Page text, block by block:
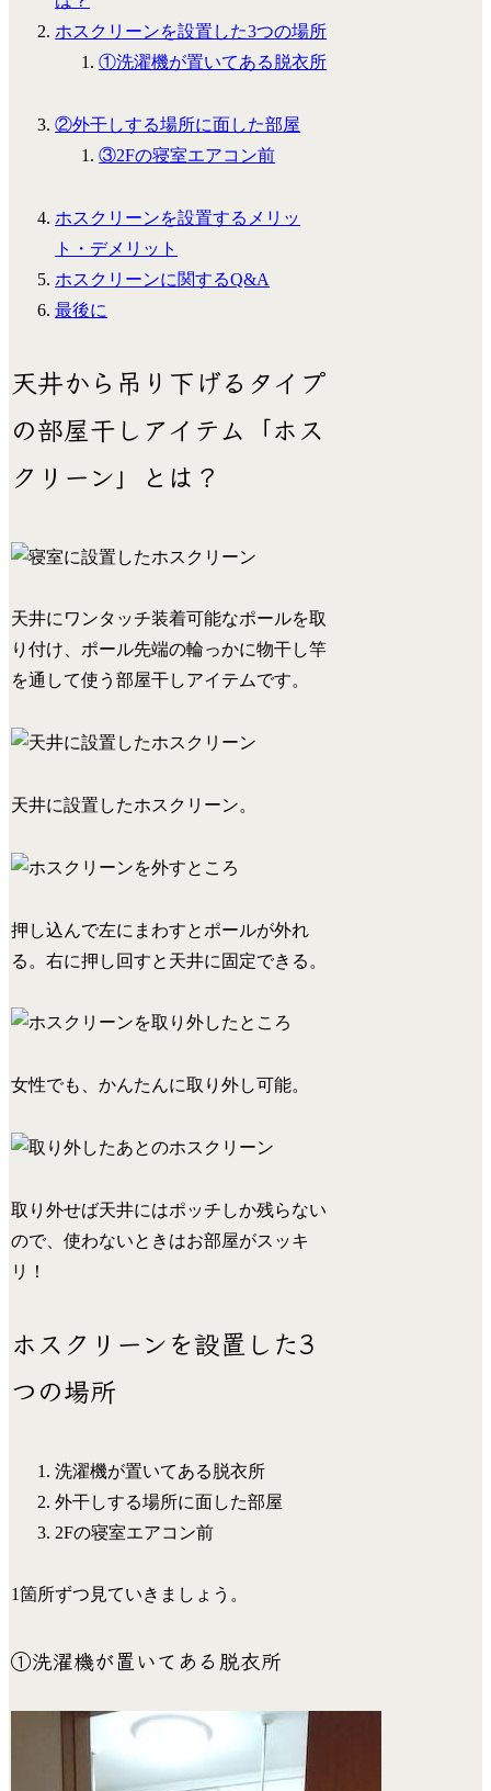
ホスクリーンを設置した3つの場所
①洗濯機が置いてある脱衣所
②外干しする場所に面した部屋
③2Fの寝室エアコン前
ホスクリーンを設置するメリッ
ト・デメリット
ホスクリーンに関するQ&A
最後に
天井から吊り下げるタイプ
の部屋干しアイテム「ホス
クリーン」とは？
天井にワンタッチ装着可能なポールを取
り付け、ポール先端の輪っかに物干し竿
を通して使う部屋干しアイテムです。
天井に設置したホスクリーン。
押し込んで左にまわすとポールが外れ
る。右に押し回すと天井に固定できる。
女性でも、かんたんに取り外し可能。
取り外せば天井にはポッチしか残らない
ので、使わないときはお部屋がスッキ
リ！
ホスクリーンを設置した3
つの場所
洗濯機が置いてある脱衣所
外干しする場所に面した部屋
2Fの寝室エアコン前
1箇所ずつ見ていきましょう。
①洗濯機が置いてある脱衣所